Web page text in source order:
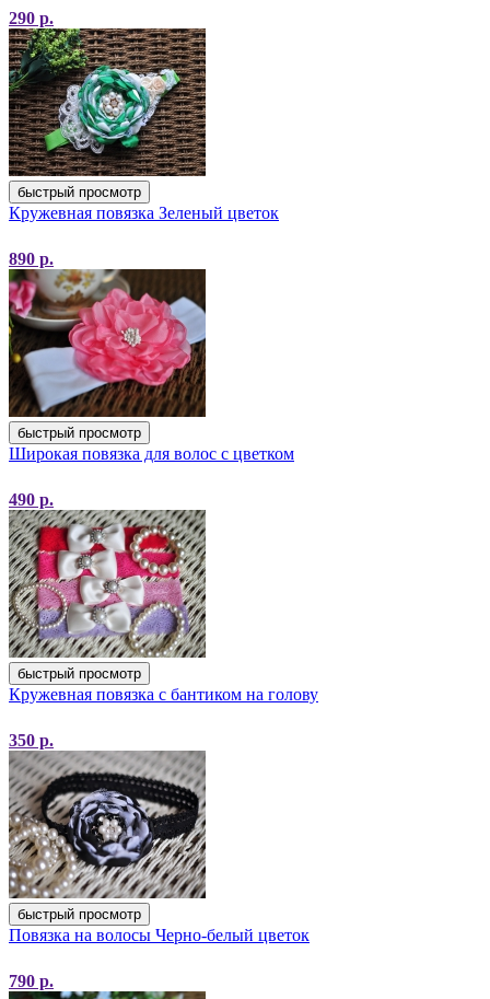
290 р.
быстрый просмотр
Кружевная повязка Зеленый цветок
890 р.
быстрый просмотр
Широкая повязка для волос с цветком
490 р.
быстрый просмотр
Кружевная повязка с бантиком на голову
350 р.
быстрый просмотр
Повязка на волосы Черно-белый цветок
790 р.